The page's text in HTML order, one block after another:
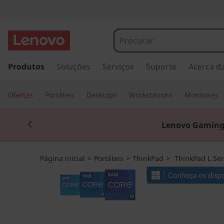
h
n
k
a
a
Produtos Soluções Serviços Suporte Acerca
Ofertas Portáteis Desktops Workstations Monitores
Lenovo
Currently displaying item 2 of 3
Página inicial > Portáteis > ThinkPad > ThinkPad L